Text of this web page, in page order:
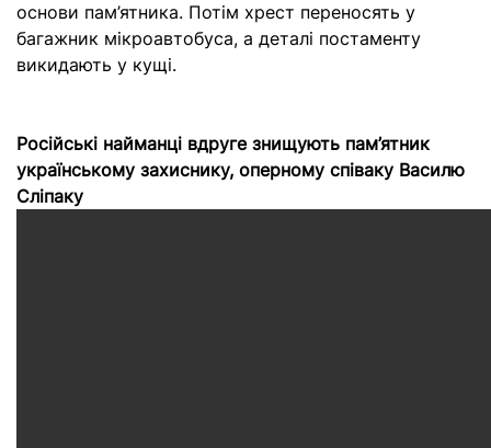
основи пам’ятника. Потім хрест переносять у
багажник мікроавтобуса, а деталі постаменту
викидають у кущі.
Російські найманці вдруге знищують пам’ятник
українському захиснику, оперному співаку Василю
Сліпаку